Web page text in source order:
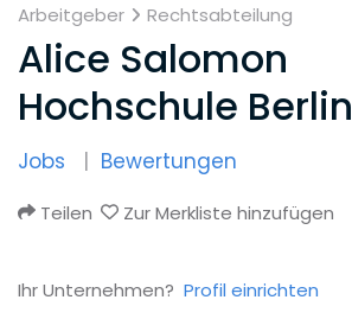
Arbeitgeber Rechtsabteilung
Alice Salomon
Hochschule Berlin
Jobs Bewertungen
Teilen Zur Merkliste hinzufügen
Ihr Unternehmen? Profil einrichten